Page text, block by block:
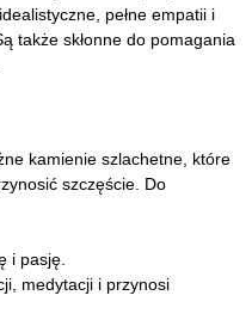
pełne empatii i
także skłonne do pomagania
kamienie szlachetne, które
szczęście. Do
i pasję.
medytacji i przynosi